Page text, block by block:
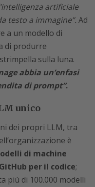
artificiale
testo a immagine”. Ad
a un modello di
di produrre
sulla luna.
abbia un’enfasi
di prompt”.
unico
dei propri LLM, tra
è
di machine
per il codice;
più di 100.000 modelli